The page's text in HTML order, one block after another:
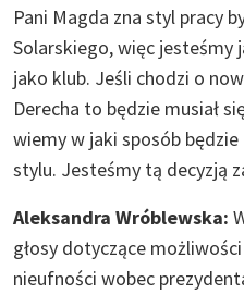
Pani Magda zna styl pracy
Solarskiego, więc jesteśmy
jako klub. Jeśli chodzi o
Derecha to będzie musiał
wiemy w jaki sposób będzie
stylu. Jesteśmy tą decyzją
Aleksandra Wróblewska:
głosy dotyczące
nieufności wobec